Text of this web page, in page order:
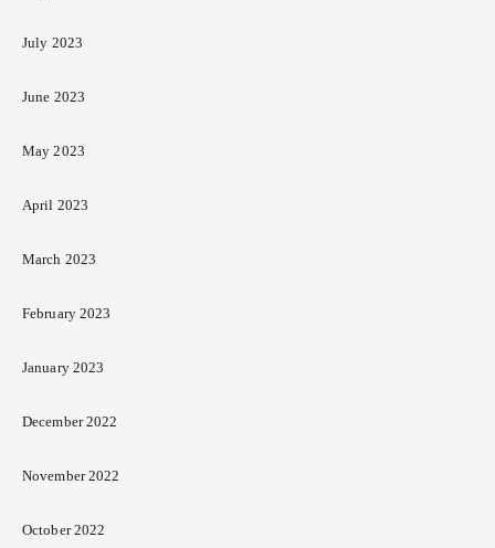
July 2023
June 2023
May 2023
April 2023
March 2023
February 2023
January 2023
December 2022
November 2022
October 2022